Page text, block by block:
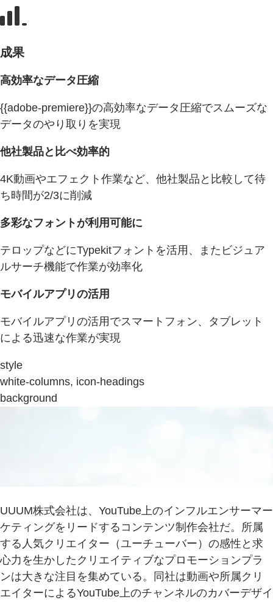
成果
高効率なデータ圧縮
{{adobe-premiere}}の高効率なデータ圧縮でスムーズな
データのやり取りを実現
他社製品と比べ効率的
4K動画やエフェクト作業など、他社製品と比較して待
ち時間が2/3に削減
多彩なフォントが利用可能に
テロップなどにTypekitフォントを活用、またビジュア
ルサーチ機能で作業が効率化
モバイルアプリの活用
モバイルアプリの活用でスマートフォン、タブレット
による迅速な作業が実現
style
white-columns, icon-headings
background
UUUM株式会社は、YouTube上のインフルエンサーマー
ケティングをリードするコンテンツ制作会社だ。所属
する人気クリエイター（ユーチューバー）の感性と求
心力を生かしたクリエイティブなプロモーションプラ
ンは大きな注目を集めている。同社は動画や所属クリ
エイターによるYouTube上のチャンネルのカバーデザイ